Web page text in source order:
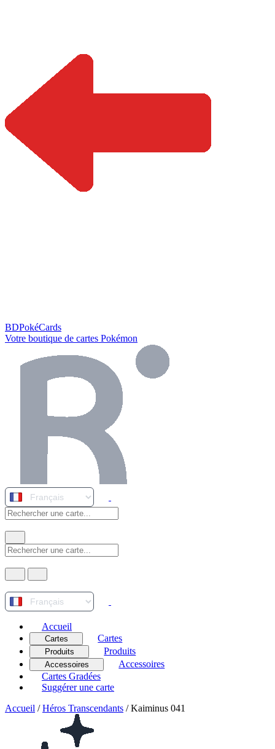
BDPokéCards
Votre boutique de cartes Pokémon
Accueil
Cartes Cartes
Produits Produits
Accessoires
Accessoires
Cartes Gradées
Suggérer une carte
Accueil / Héros Transcendants / Kaiminus 041